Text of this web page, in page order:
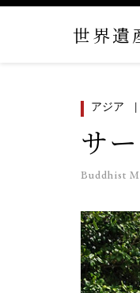
世界遺
アジア
サ
Buddhist